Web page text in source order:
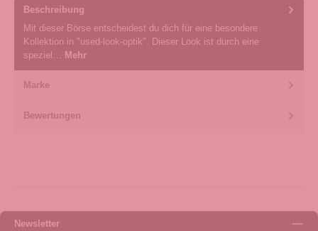
Beschreibung
Mit dieser Börse entscheidest du dich für eine besondere
Kollektion in "used-look-optik". Dieser Look ist durch eine
speziel…
Mehr
Marke
Bewertungen
Newsletter